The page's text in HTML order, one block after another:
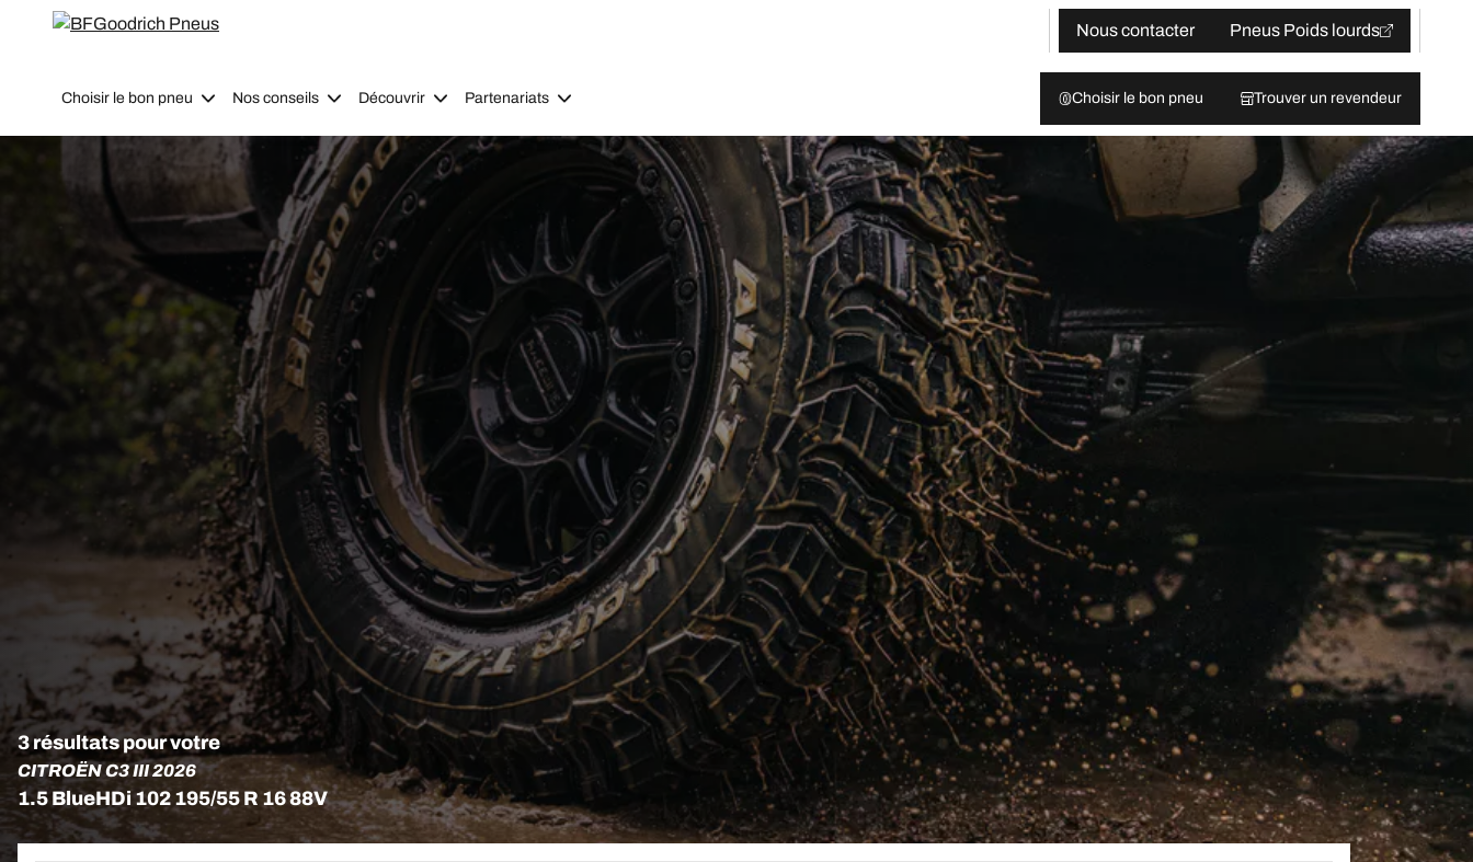
Go to page content Go to page navigation
Nous contacter
Pneus Poids lourds
Choisir le bon pneu Nos conseils Découvrir Partenariats Choisir le bon pneu Trouver un revendeur
3 résultats pour votre
CITROËN C3 III 2026
1.5 BlueHDi 102 195/55 R 16 88V